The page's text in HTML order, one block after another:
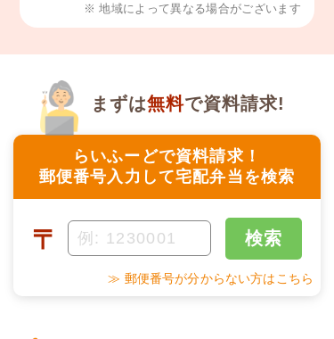
※ 地域によって異なる場合がございます
らいふーどで資料請求！
郵便番号入力して宅配弁当を検索
まずは無料で資料請求!
〒 検索
≫ 郵便番号が分からない方はこちら